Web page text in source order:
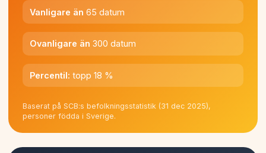
Vanligare än 65 datum
Ovanligare än 300 datum
Percentil: topp 18 %
Baserat på SCB:s befolkningsstatistik (31 dec 2025),
personer födda i Sverige.